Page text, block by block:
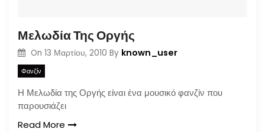
Μελωδία Της Οργής
On 13 Μαρτίου, 2010 By known_user
Φανζίν
Η Μελωδία της Οργής είναι ένα μουσικό φανζίν που
παρουσιάζει
Read More